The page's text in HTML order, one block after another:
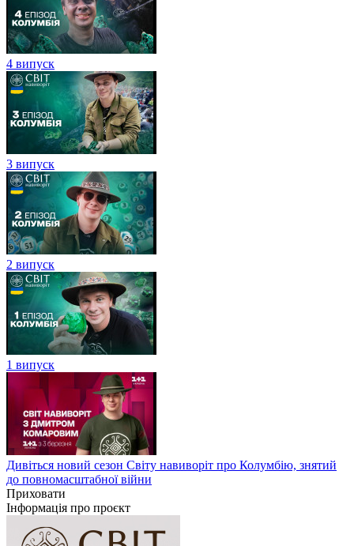
4 випуск
3 випуск
2 випуск
1 випуск
Дивіться новий сезон Світу навиворіт про Колумбію, знятий
до повномасштабної війни
Приховати
Інформація про проєкт